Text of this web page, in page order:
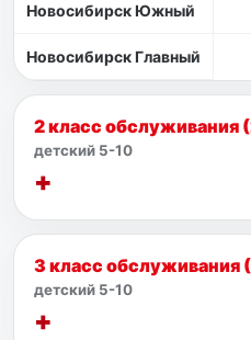
Новосибирск Южный
Новосибирск Главный
2 класс обслуживания
детский 5-10
3 класс обслуживания
детский 5-10